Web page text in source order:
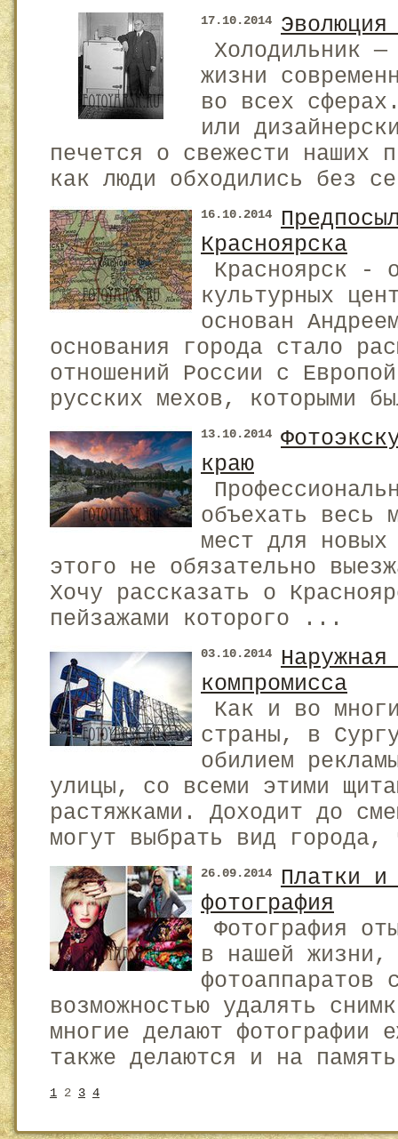
17.10.2014
Эволюция
Холодильник
жизни
во всех
или
печется о свежести наших
как люди обходились без
16.10.2014
Красноярска
Красноярск -
культурных
основан
основания города стало
отношений России с
русских мехов, которыми
13.10.2014
краю
объехать весь
мест для
этого не обязательно
Хочу рассказать о
пейзажами которого ...
03.10.2014
компромисса
Как и во
страны, в
обилием
улицы, со всеми этими
растяжками. Доходит до
могут выбрать вид
26.09.2014
Платки и
фотография
Фотография
в нашей жизни,
фотоаппаратов
возможностью удалять
многие делают фотографии
также делаются и на
1 2 3 4